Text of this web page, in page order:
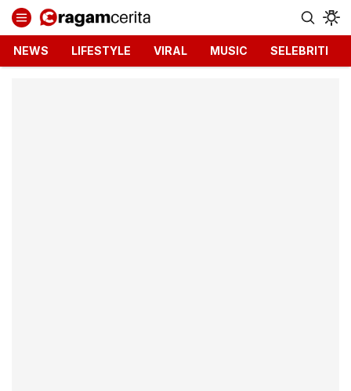
Ragamcerita.com
Informasi Terbaru dan Terkini
NEWS LIFESTYLE VIRAL MUSIC SELEBRITI